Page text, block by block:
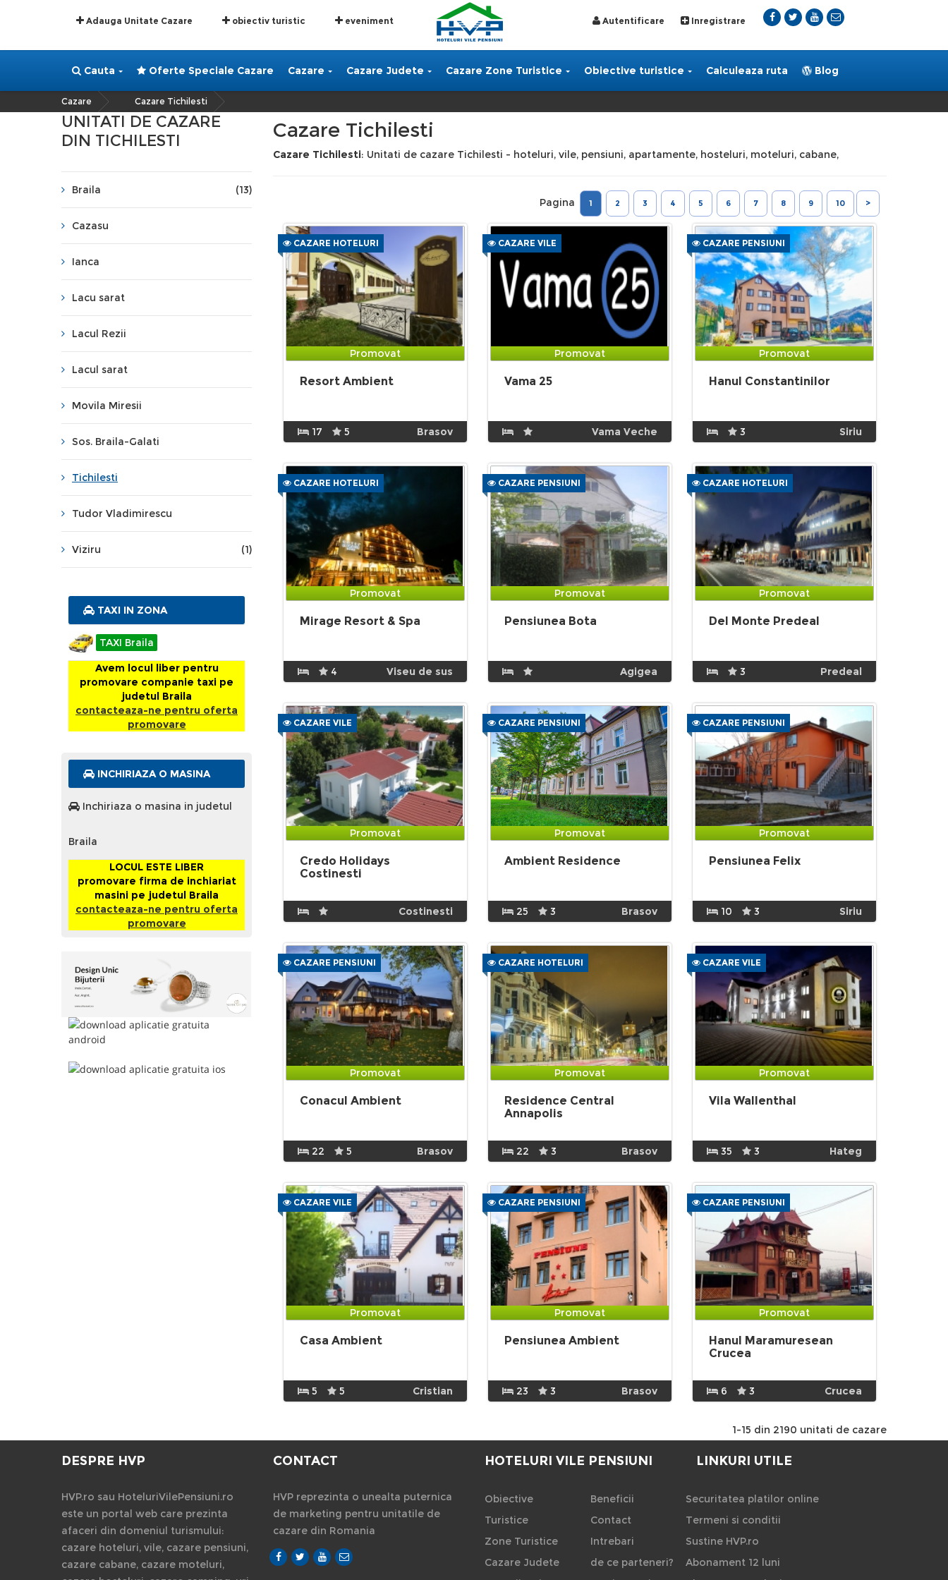
Adauga Unitate Cazare obiectiv turistic eveniment Autentificare Inregistrare
Cauta Oferte Speciale Cazare Cazare Cazare Judete Cazare Zone Turistice Obiective turistice Calculeaza ruta Blog
Cazare Cazare Tichilesti
UNITATI DE CAZARE
DIN TICHILESTI
Braila (13)
Cazasu
Ianca
Lacu sarat
Lacul Rezii
Lacul sarat
Movila Miresii
Sos. Braila-Galati
Tichilesti
Tudor Vladimirescu
Viziru (1)
TAXI IN ZONA
TAXI Braila
Avem locul liber pentru
promovare companie taxi pe
judetul Braila
contacteaza-ne pentru oferta
promovare
INCHIRIAZA O MASINA
Inchiriaza o masina in judetul
Braila
LOCUL ESTE LIBER
promovare firma de inchiariat
masini pe judetul Braila
contacteaza-ne pentru oferta
promovare
Cazare Tichilesti
Cazare Tichilesti: Unitati de cazare Tichilesti - hoteluri, vile, pensiuni, apartamente, hosteluri, moteluri, cabane,
Pagina 1 2 3 4 5 6 7 8 9 10 >
CAZARE HOTELURI
Promovat
Resort Ambient
17 5 Brasov
CAZARE VILE
Promovat
Vama 25
Vama Veche
CAZARE PENSIUNI
Promovat
Hanul Constantinilor
3 Siriu
CAZARE HOTELURI
Promovat
Mirage Resort & Spa
4 Viseu de sus
CAZARE PENSIUNI
Promovat
Pensiunea Bota
Agigea
CAZARE HOTELURI
Promovat
Del Monte Predeal
3 Predeal
CAZARE VILE
Promovat
Credo Holidays
Costinesti
Costinesti
CAZARE PENSIUNI
Promovat
Ambient Residence
25 3 Brasov
CAZARE PENSIUNI
Promovat
Pensiunea Felix
10 3 Siriu
CAZARE PENSIUNI
Promovat
Conacul Ambient
22 5 Brasov
CAZARE HOTELURI
Promovat
Residence Central
Annapolis
22 3 Brasov
CAZARE VILE
Promovat
Vila Wallenthal
35 3 Hateg
CAZARE VILE
Promovat
Casa Ambient
5 5 Cristian
CAZARE PENSIUNI
Promovat
Pensiunea Ambient
23 3 Brasov
CAZARE PENSIUNI
Promovat
Hanul Maramuresean
Crucea
6 3 Crucea
1-15 din 2190 unitati de cazare
DESPRE HVP
HVP.ro sau HoteluriVilePensiuni.ro
este un portal web care prezinta
afaceri din domeniul turismului:
cazare hoteluri, vile, cazare pensiuni,
cazare cabane, cazare moteluri,
CONTACT
HVP reprezinta o unealta puternica
de marketing pentru unitatile de
cazare din Romania
HOTELURI VILE PENSIUNI
Obiective
Turistice
Zone Turistice
Cazare Judete
Beneficii
Contact
Intrebari
de ce parteneri?
LINKURI UTILE
Securitatea platilor online
Termeni si conditii
Sustine HVP.ro
Abonament 12 luni